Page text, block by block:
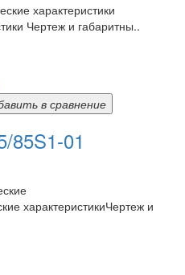
характеристики
Чертеж и габаритны..
в сравнение
85S1-01
характеристикиЧертеж и